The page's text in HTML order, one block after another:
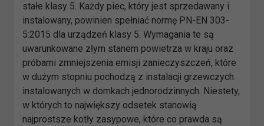
stałe klasy 5. Każdy piec, który jest sprzedawany i
instalowany, powinien spełniać normę PN-EN 303-
5:2015 dla urządzeń klasy 5. Wymagania te są
uwarunkowane złym stanem powietrza w kraju oraz
próbami zmniejszenia emisji zanieczyszczeń, które
w dużym stopniu pochodzą z instalacji grzewczych
instalowanych w domkach jednorodzinnych. Niestety,
w których to największy odsetek stanowią
najprostsze kotły zasypowe, które co prawda są